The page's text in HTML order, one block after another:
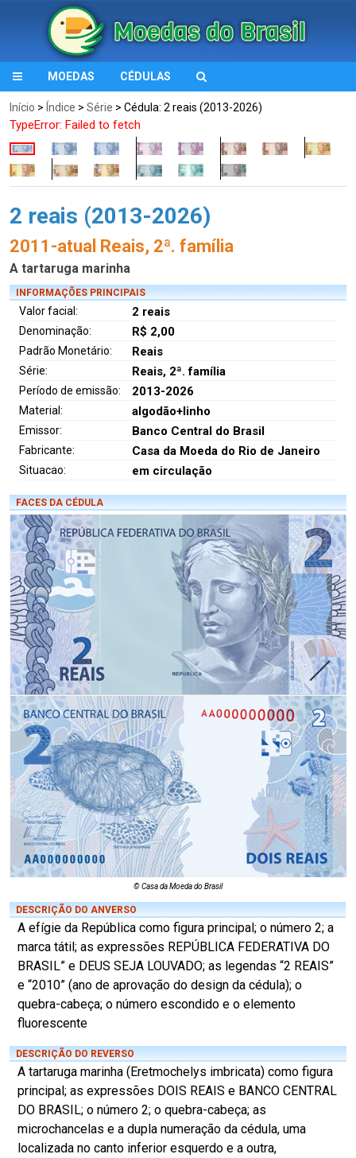
MOEDAS CÉDULAS
Início > Índice > Série > Cédula: 2 reais (2013-2026)
TypeError: Failed to fetch
2 reais (2013-2026)
2011-atual Reais, 2ª. família
A tartaruga marinha
INFORMAÇÕES PRINCIPAIS
Valor facial: 2 reais
Denominação: R$ 2,00
Padrão Monetário: Reais
Série: Reais, 2ª. família
Período de emissão: 2013-2026
Material: algodão+linho
Emissor: Banco Central do Brasil
Fabricante: Casa da Moeda do Rio de Janeiro
Situacao: em circulação
FACES DA CÉDULA
© Casa da Moeda do Brasil
DESCRIÇÃO DO ANVERSO
A efígie da República como figura principal; o número 2; a
marca tátil; as expressões REPÚBLICA FEDERATIVA DO
BRASIL” e DEUS SEJA LOUVADO; as legendas “2 REAIS”
e “2010” (ano de aprovação do design da cédula); o
quebra-cabeça; o número escondido e o elemento
fluorescente
DESCRIÇÃO DO REVERSO
A tartaruga marinha (Eretmochelys imbricata) como figura
principal; as expressões DOIS REAIS e BANCO CENTRAL
DO BRASIL; o número 2; o quebra-cabeça; as
microchancelas e a dupla numeração da cédula, uma
localizada no canto inferior esquerdo e a outra,